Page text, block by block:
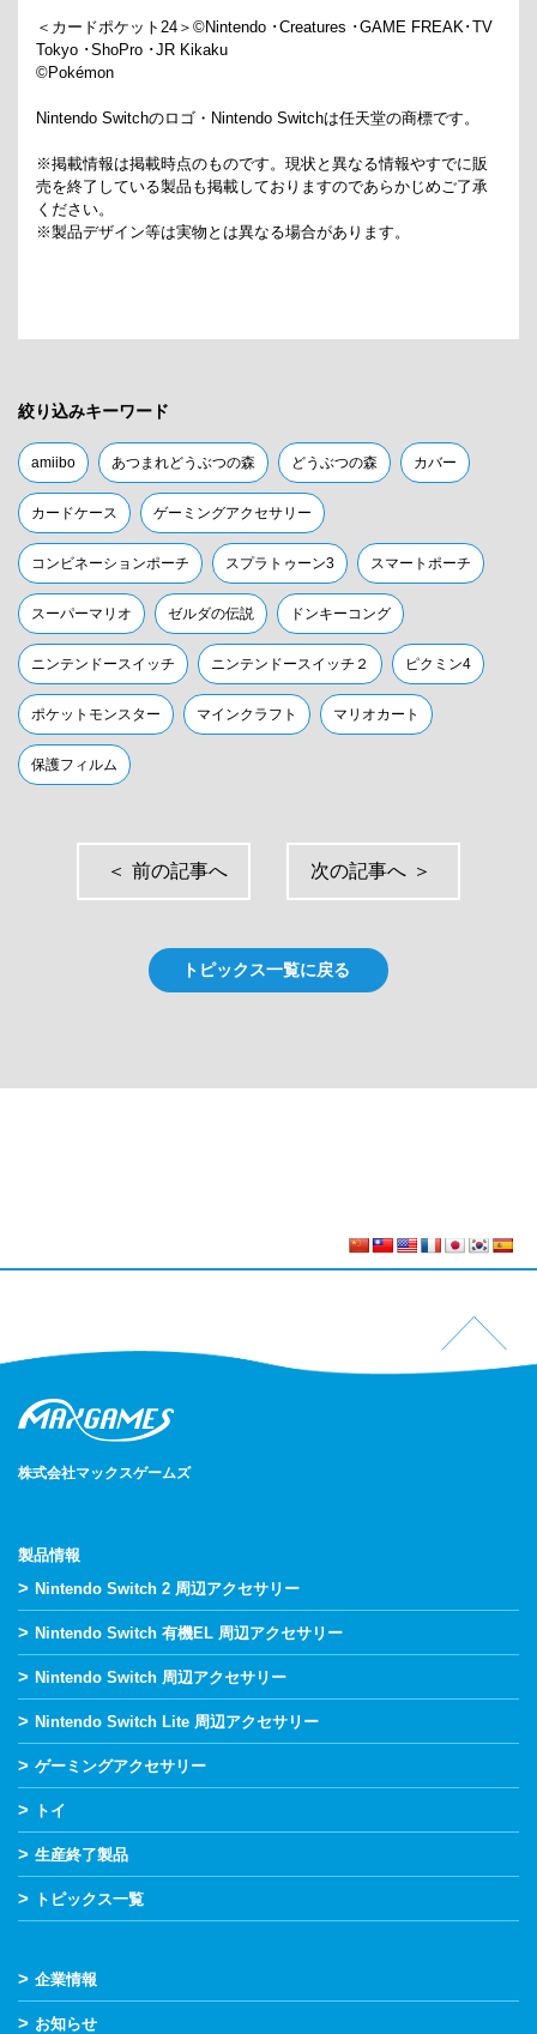
＜カードポケット24＞©Nintendo ･Creatures ･GAME FREAK･TV
Tokyo ･ShoPro ･JR Kikaku
©Pokémon
Nintendo Switchのロゴ・Nintendo Switchは任天堂の商標です。
※掲載情報は掲載時点のものです。現状と異なる情報やすでに販
売を終了している製品も掲載しておりますのであらかじめご了承
ください。
※製品デザイン等は実物とは異なる場合があります。
絞り込みキーワード
amiibo あつまれどうぶつの森 どうぶつの森 カバー
カードケース ゲーミングアクセサリー
コンビネーションポーチ スプラトゥーン3 スマートポーチ
スーパーマリオ ゼルダの伝説 ドンキーコング
ニンテンドースイッチ ニンテンドースイッチ２ ピクミン4
ポケットモンスター マインクラフト マリオカート
保護フィルム
＜ 前の記事へ 次の記事へ ＞
トピックス一覧に戻る
株式会社マックスゲームズ
製品情報
> Nintendo Switch 2 周辺アクセサリー
> Nintendo Switch 有機EL 周辺アクセサリー
> Nintendo Switch 周辺アクセサリー
> Nintendo Switch Lite 周辺アクセサリー
> ゲーミングアクセサリー
> トイ
> 生産終了製品
> トピックス一覧
> 企業情報
> お知らせ